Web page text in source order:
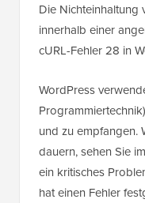
Die Nichteinhaltung
innerhalb einer
cURL-Fehler 28 in
WordPress
und zu empfangen.
dauern, sehen Sie
ein kritisches
hat einen Fehler